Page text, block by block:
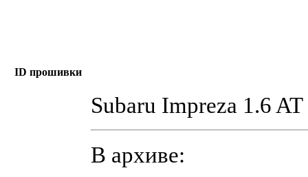
ID прошивки
Subaru Impreza 1.6
В архиве: